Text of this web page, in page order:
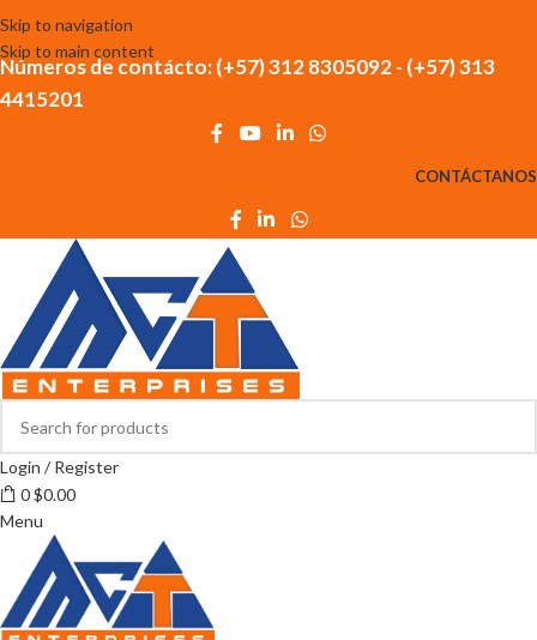
Skip to navigation
Skip to main content
Números de contácto: (+57) 312 8305092 - (+57) 313
4415201
CONTÁCTANOS
Login / Register
0$0.00
Menu